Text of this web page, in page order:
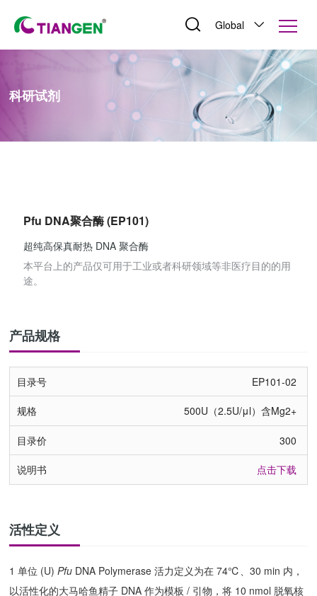
Global
科研试剂
Pfu DNA聚合酶 (EP101)
超纯高保真耐热 DNA 聚合酶
本平台上的产品仅可用于工业或者科研领域等非医疗目的的用
途。
产品规格
EP101-02
500U（2.5U/μl）含Mg2+
300
点击下载
活性定义
1 单位 (U)Pfu DNA Polymerase 活力定义为在 74℃、30 min 内，
以活性化的大马哈鱼精子 DNA 作为模板 / 引物，将 10 nmol 脱氧核